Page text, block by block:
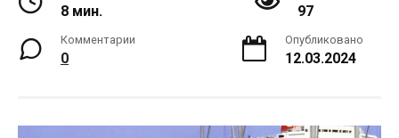
8 мин. 97
Комментарии
0
Опубликовано
12.03.2024